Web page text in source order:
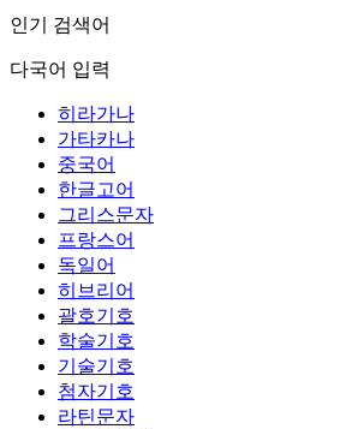
인기 검색어
다국어 입력
히라가나
가타카나
중국어
한글고어
그리스문자
프랑스어
독일어
히브리어
괄호기호
학술기호
기술기호
첨자기호
라틴문자